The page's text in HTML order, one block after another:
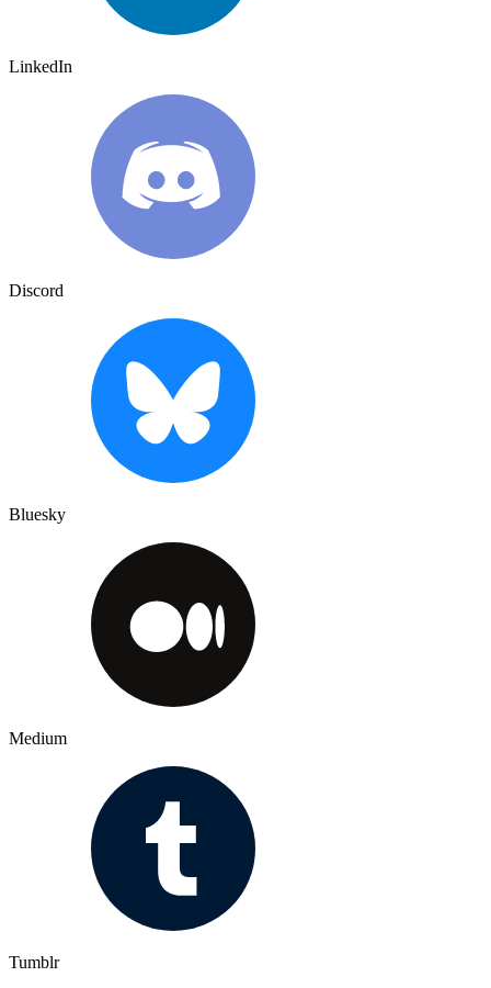
LinkedIn
Discord
Bluesky
Medium
Tumblr